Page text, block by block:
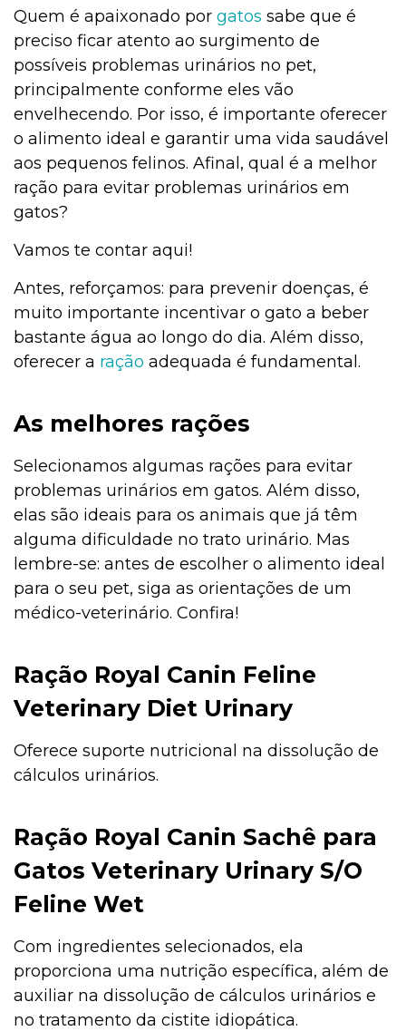
Quem é apaixonado por gatos sabe que é
preciso ficar atento ao surgimento de
possíveis problemas urinários no pet,
principalmente conforme eles vão
envelhecendo. Por isso, é importante oferecer
o alimento ideal e garantir uma vida saudável
aos pequenos felinos. Afinal, qual é a melhor
ração para evitar problemas urinários em
gatos?
Vamos te contar aqui!
Antes, reforçamos: para prevenir doenças, é
muito importante incentivar o gato a beber
bastante água ao longo do dia. Além disso,
oferecer a ração adequada é fundamental.
As melhores rações
Selecionamos algumas rações para evitar
problemas urinários em gatos. Além disso,
elas são ideais para os animais que já têm
alguma dificuldade no trato urinário. Mas
lembre-se: antes de escolher o alimento ideal
para o seu pet, siga as orientações de um
médico-veterinário. Confira!
Ração Royal Canin Feline
Veterinary Diet Urinary
Oferece suporte nutricional na dissolução de
cálculos urinários.
Ração Royal Canin Sachê para
Gatos Veterinary Urinary S/O
Feline Wet
Com ingredientes selecionados, ela
proporciona uma nutrição específica, além de
auxiliar na dissolução de cálculos urinários e
no tratamento da cistite idiopática.